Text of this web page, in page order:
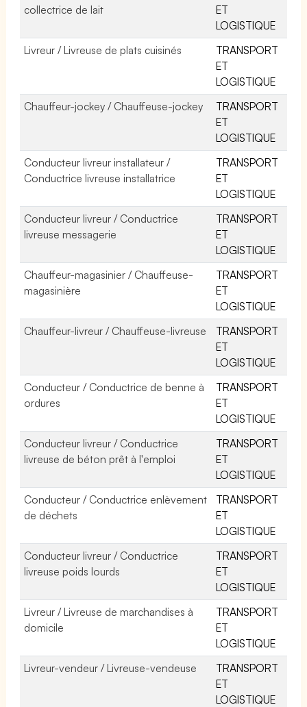
collectrice de lait
ET
LOGISTIQUE
Livreur / Livreuse de plats cuisinés
TRANSPORT
ET
LOGISTIQUE
Chauffeur-jockey / Chauffeuse-jockey
TRANSPORT
ET
LOGISTIQUE
Conducteur livreur installateur /
Conductrice livreuse installatrice
TRANSPORT
ET
LOGISTIQUE
Conducteur livreur / Conductrice
livreuse messagerie
TRANSPORT
ET
LOGISTIQUE
Chauffeur-magasinier / Chauffeuse-
magasinière
TRANSPORT
ET
LOGISTIQUE
Chauffeur-livreur / Chauffeuse-livreuse
TRANSPORT
ET
LOGISTIQUE
Conducteur / Conductrice de benne à
ordures
TRANSPORT
ET
LOGISTIQUE
Conducteur livreur / Conductrice
livreuse de béton prêt à l'emploi
TRANSPORT
ET
LOGISTIQUE
Conducteur / Conductrice enlèvement
de déchets
TRANSPORT
ET
LOGISTIQUE
Conducteur livreur / Conductrice
livreuse poids lourds
TRANSPORT
ET
LOGISTIQUE
Livreur / Livreuse de marchandises à
domicile
TRANSPORT
ET
LOGISTIQUE
Livreur-vendeur / Livreuse-vendeuse
TRANSPORT
ET
LOGISTIQUE